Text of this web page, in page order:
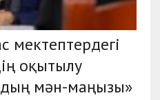
мектептердегі
оқытылу
мән-маңызы»